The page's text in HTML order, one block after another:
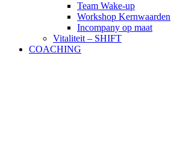
Team Wake-up
Workshop Kernwaarden
Incompany op maat
Vitaliteit – SHIFT
COACHING